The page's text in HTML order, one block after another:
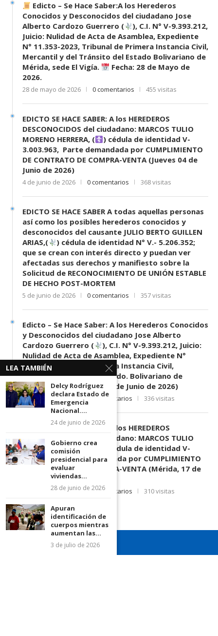
Edicto – Se Hace Saber:A los Herederos
Conocidos y Desconocidos del ciudadano Jose
Alberto Cardozo Guerrero (
), C.I. N° V-9.393.212,
Juicio: Nulidad de Acta de Asamblea, Expediente
N° 11.353-2023, Tribunal de Primera Instancia Civil,
Mercantil y del Tránsito del Estado Bolivariano de
Mérida, sede El Vigía.
Fecha: 28 de Mayo de
2026.
28 de mayo de 2026 0 comentarios 455 visitas
EDICTO SE HACE SABER: A los HEREDEROS
DESCONOCIDOS del ciudadano: MARCOS TULIO
MORENO HERRERA, (
) cédula de identidad V-
3.003.963, Parte demandada por CUMPLIMIENTO
DE CONTRATO DE COMPRA-VENTA (Jueves 04 de
Junio de 2026)
4 de junio de 2026 0 comentarios 368 visitas
EDICTO SE HACE SABER A todas aquellas personas
así como los posibles herederos conocidos y
desconocidos del causante JULIO BERTO GUILLEN
ARIAS,(
) cédula de identidad N° V.- 5.206.352;
que se crean con interés directo y puedan ver
afectadas sus derechos y manifiesto sobre la
Solicitud de RECONOCIMIENTO DE UNIÓN ESTABLE
DE HECHO POST-MORTEM
5 de junio de 2026 0 comentarios 357 visitas
Edicto – Se Hace Saber: A los Herederos Conocidos
y Desconocidos del ciudadano Jose Alberto
Cardozo Guerrero (
), C.I. N° V-9.393.212, Juicio:
Nulidad de Acta de Asamblea, Expediente N°
11.353-2023, Tribunal 1era Instancia Civil,
Mercantil y Tránsito del Edo. Bolivariano de
Mérida, sede El Vigía. (11 de Junio de 2026)
11 de junio de 2026 0 comentarios 336 visitas
EDICTO SE HACE SABER: A los HEREDEROS
DESCONOCIDOS del ciudadano: MARCOS TULIO
MORENO HERRERA, (
) cédula de identidad V-
3.003.963, Parte demandada por CUMPLIMIENTO
DE CONTRATO DE COMPRA-VENTA (Mérida, 17 de
Junio de 2026)
17 de junio de 2026 0 comentarios 310 visitas
LEA TAMBIÉN
Delcy Rodríguez
declara Estado de
Emergencia
Nacional....
24 de junio de 2026
Gobierno crea
comisión
presidencial para
evaluar
viviendas...
28 de junio de 2026
Apuran
identificación de
cuerpos mientras
aumentan las...
3 de julio de 2026